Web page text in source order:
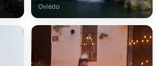
Oviedo